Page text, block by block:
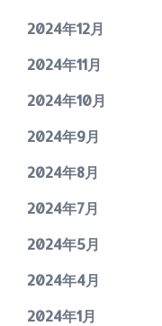
2024年12月
2024年11月
2024年10月
2024年9月
2024年8月
2024年7月
2024年5月
2024年4月
2024年1月